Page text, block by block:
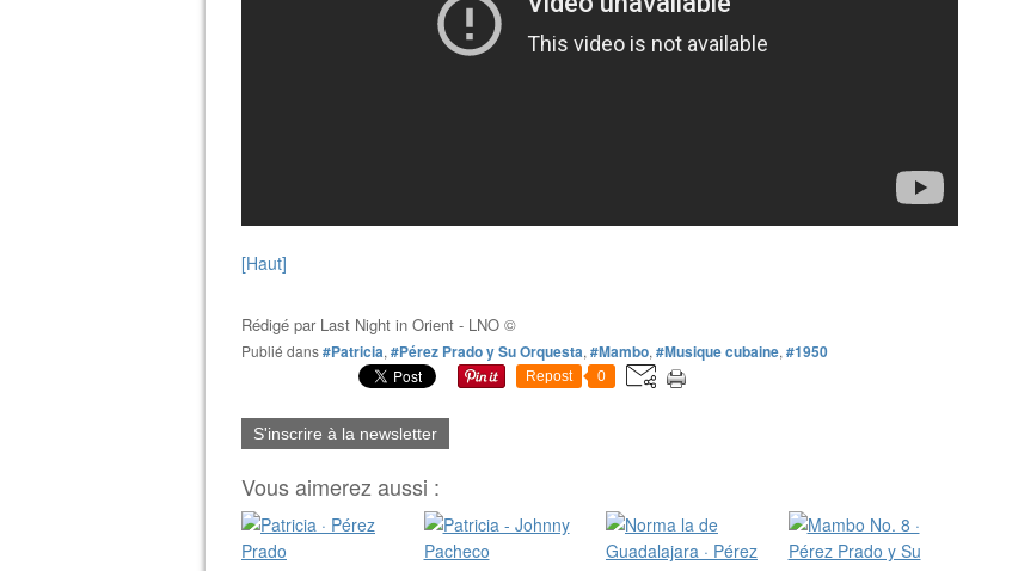
[Haut]
Rédigé par Last Night in Orient - LNO ©
Publié dans#Patricia, #Pérez Prado y Su Orquesta, #Mambo, #Musique cubaine, #1950
Repost 0
S'inscrire à la newsletter
Vous aimerez aussi :